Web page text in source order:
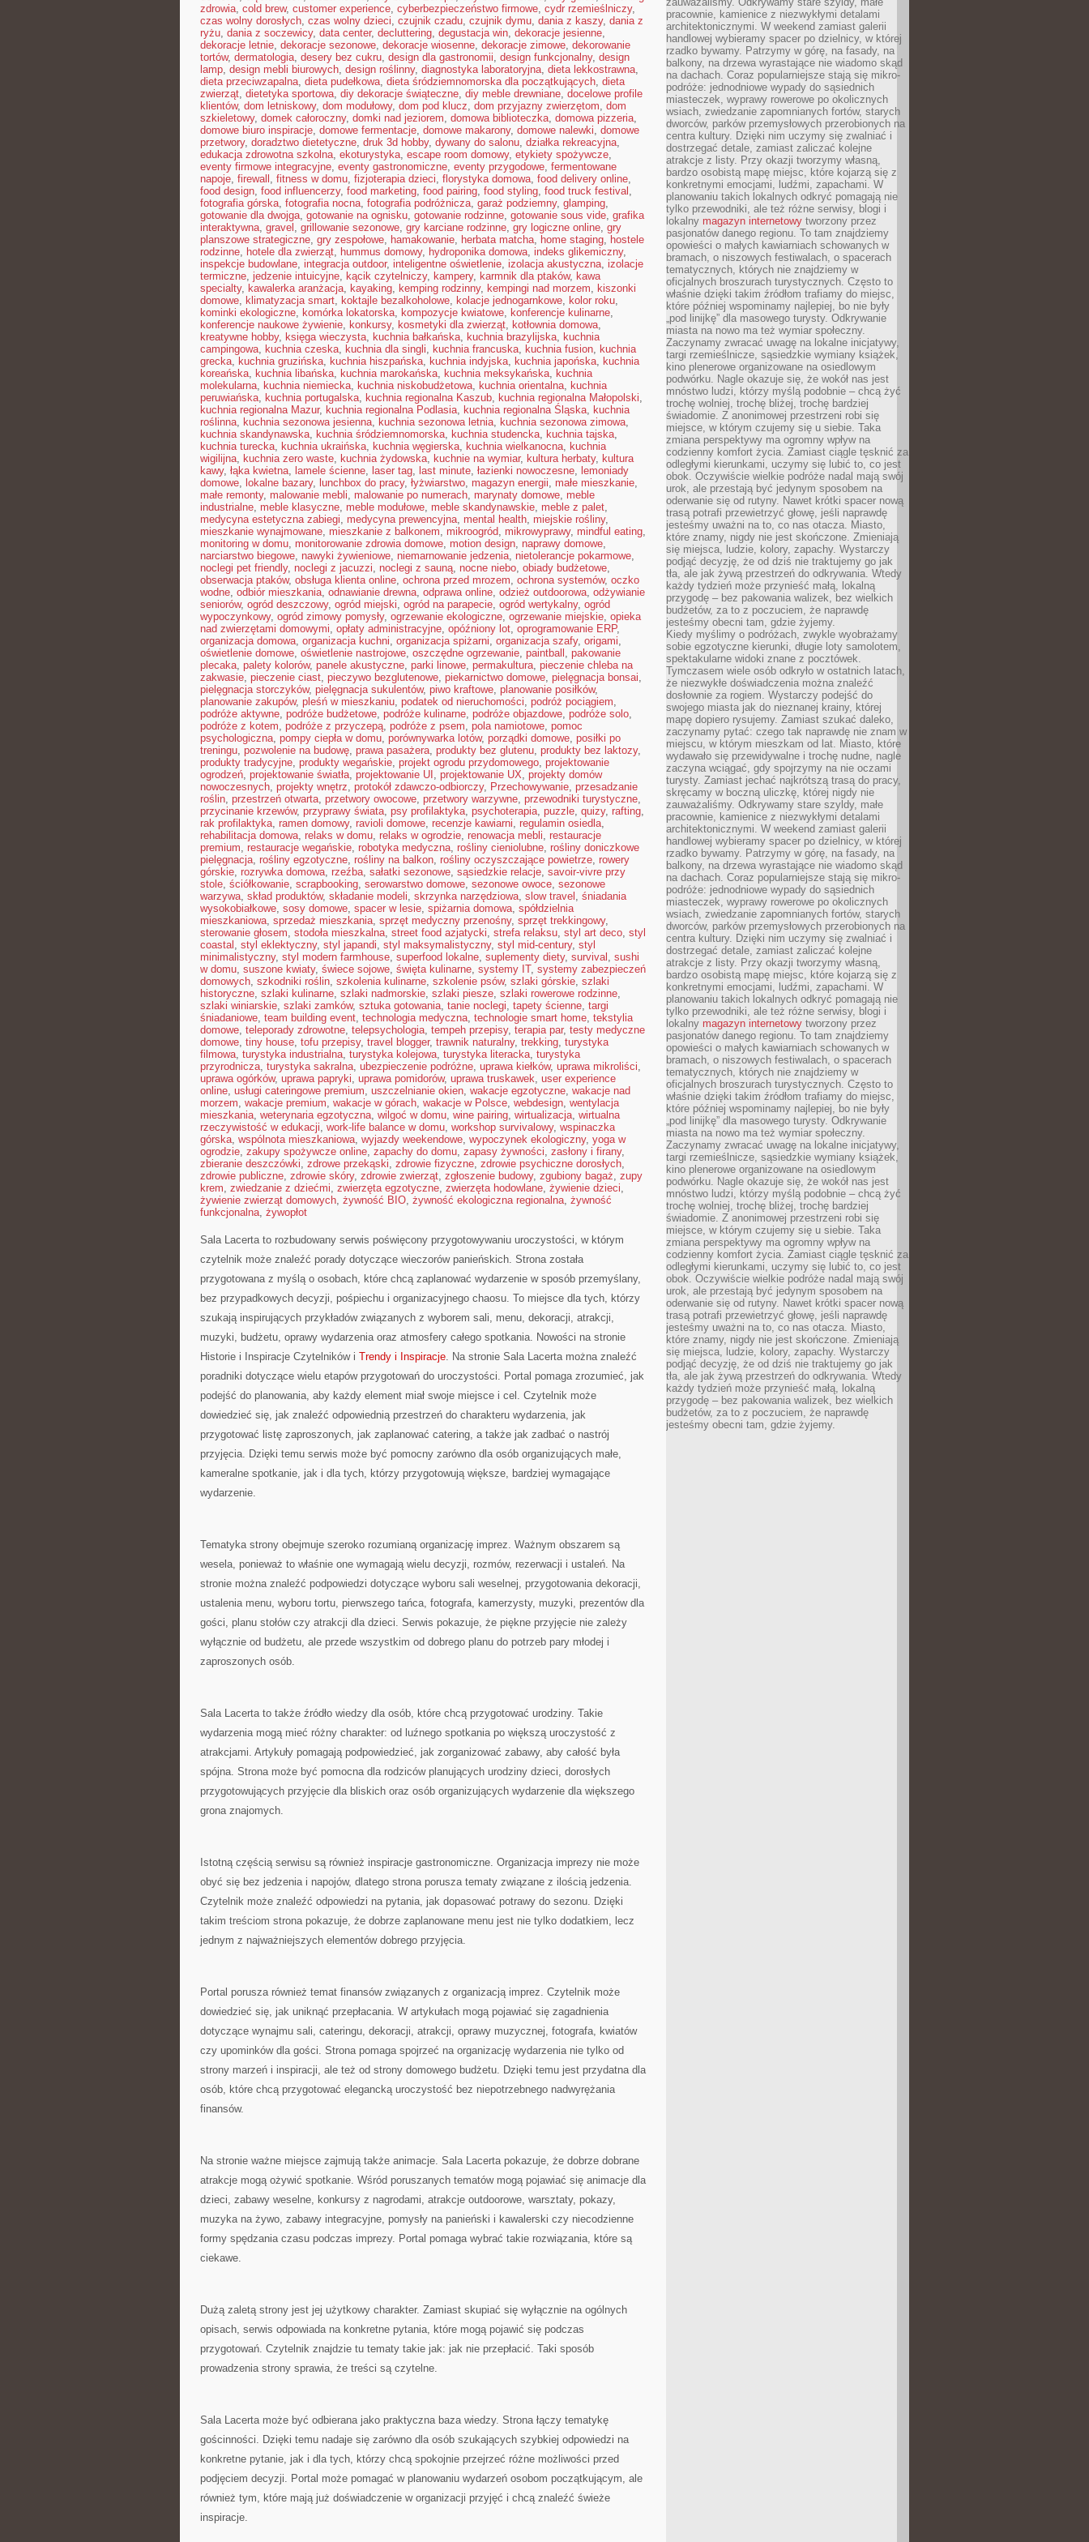
zdrowia, cold brew, customer experience, cyberbezpieczeństwo firmowe, cydr rzemieślniczy,
czas wolny dorosłych, czas wolny dzieci, czujnik czadu, czujnik dymu, dania z kaszy, dania z
ryżu, dania z soczewicy, data center, decluttering, degustacja win, dekoracje jesienne,
dekoracje letnie, dekoracje sezonowe, dekoracje wiosenne, dekoracje zimowe, dekorowanie
tortów, dermatologia, desery bez cukru, design dla gastronomii, design funkcjonalny, design
lamp, design mebli biurowych, design roślinny, diagnostyka laboratoryjna, dieta lekkostrawna,
dieta przeciwzapalna, dieta pudełkowa, dieta śródziemnomorska dla początkujących, dieta
zwierząt, dietetyka sportowa, diy dekoracje świąteczne, diy meble drewniane, docelowe profile
klientów, dom letniskowy, dom modułowy, dom pod klucz, dom przyjazny zwierzętom, dom
szkieletowy, domek całoroczny, domki nad jeziorem, domowa biblioteczka, domowa pizzeria,
domowe biuro inspiracje, domowe fermentacje, domowe makarony, domowe nalewki, domowe
przetwory, doradztwo dietetyczne, druk 3d hobby, dywany do salonu, działka rekreacyjna,
edukacja zdrowotna szkolna, ekoturystyka, escape room domowy, etykiety spożywcze,
eventy firmowe integracyjne, eventy gastronomiczne, eventy przygodowe, fermentowane
napoje, firewall , fitness w domu, fizjoterapia dzieci, florystyka domowa, food delivery online,
food design, food influencerzy, food marketing, food pairing, food styling, food truck festival ,
fotografia górska, fotografia nocna, fotografia podróżnicza, garaż podziemny, glamping,
gotowanie dla dwojga, gotowanie na ognisku, gotowanie rodzinne, gotowanie sous vide, grafika
interaktywna, gravel , grillowanie sezonowe, gry karciane rodzinne, gry logiczne online, gry
planszowe strategiczne, gry zespołowe, hamakowanie, herbata matcha, home staging, hostele
rodzinne, hotele dla zwierząt, hummus domowy, hydroponika domowa, indeks glikemiczny,
inspekcje budowlane, integracja outdoor, inteligentne oświetlenie, izolacja akustyczna, izolacje
termiczne, jedzenie intuicyjne, kącik czytelniczy, kampery, karmnik dla ptaków, kawa
specialty, kawalerka aranżacja, kayaking, kemping rodzinny, kempingi nad morzem, kiszonki
domowe, klimatyzacja smart, koktajle bezalkoholowe, kolacje jednogarnkowe, kolor roku,
kominki ekologiczne, komórka lokatorska, kompozycje kwiatowe, konferencje kulinarne,
konferencje naukowe żywienie, konkursy, kosmetyki dla zwierząt, kotłownia domowa,
kreatywne hobby, księga wieczysta, kuchnia bałkańska, kuchnia brazylijska, kuchnia
campingowa, kuchnia czeska, kuchnia dla singli, kuchnia francuska, kuchnia fusion, kuchnia
grecka, kuchnia gruzińska, kuchnia hiszpańska, kuchnia indyjska, kuchnia japońska, kuchnia
koreańska, kuchnia libańska, kuchnia marokańska, kuchnia meksykańska, kuchnia
molekularna, kuchnia niemiecka, kuchnia niskobudżetowa, kuchnia orientalna, kuchnia
peruwiańska, kuchnia portugalska, kuchnia regionalna Kaszub, kuchnia regionalna Małopolski,
kuchnia regionalna Mazur, kuchnia regionalna Podlasia, kuchnia regionalna Śląska, kuchnia
roślinna, kuchnia sezonowa jesienna, kuchnia sezonowa letnia, kuchnia sezonowa zimowa,
kuchnia skandynawska, kuchnia śródziemnomorska, kuchnia studencka, kuchnia tajska,
kuchnia turecka, kuchnia ukraińska, kuchnia węgierska, kuchnia wielkanocna, kuchnia
wigilijna, kuchnia zero waste, kuchnia żydowska, kuchnie na wymiar, kultura herbaty, kultura
kawy, łąka kwietna, lamele ścienne, laser tag, last minute, łazienki nowoczesne, lemoniady
domowe, lokalne bazary, lunchbox do pracy, łyżwiarstwo, magazyn energii, małe mieszkanie,
małe remonty, malowanie mebli, malowanie po numerach, marynaty domowe, meble
industrialne, meble klasyczne, meble modułowe, meble skandynawskie, meble z palet,
medycyna estetyczna zabiegi, medycyna prewencyjna, mental health, miejskie rośliny,
mieszkanie wynajmowane, mieszkanie z balkonem, mikroogród, mikrowyprawy, mindful eating,
monitoring w domu, monitorowanie zdrowia domowe, motion design, naprawy domowe,
narciarstwo biegowe, nawyki żywieniowe, niemarnowanie jedzenia, nietolerancje pokarmowe,
noclegi pet friendly, noclegi z jacuzzi, noclegi z sauną, nocne niebo, obiady budżetowe,
obserwacja ptaków, obsługa klienta online, ochrona przed mrozem, ochrona systemów, oczko
wodne, odbiór mieszkania, odnawianie drewna, odprawa online, odzież outdoorowa, odżywianie
seniorów, ogród deszczowy, ogród miejski, ogród na parapecie, ogród wertykalny, ogród
wypoczynkowy, ogród zimowy pomysły, ogrzewanie ekologiczne, ogrzewanie miejskie, opieka
nad zwierzętami domowymi, opłaty administracyjne, opóźniony lot, oprogramowanie ERP,
organizacja domowa, organizacja kuchni, organizacja spiżarni, organizacja szafy, origami,
oświetlenie domowe, oświetlenie nastrojowe, oszczędne ogrzewanie, paintball , pakowanie
plecaka, palety kolorów, panele akustyczne, parki linowe, permakultura, pieczenie chleba na
zakwasie, pieczenie ciast, pieczywo bezglutenowe, piekarnictwo domowe, pielęgnacja bonsai,
pielęgnacja storczyków, pielęgnacja sukulentów, piwo kraftowe, planowanie posiłków,
planowanie zakupów, pleśń w mieszkaniu, podatek od nieruchomości, podróż pociągiem,
podróże aktywne, podróże budżetowe, podróże kulinarne, podróże objazdowe, podróże solo,
podróże z kotem, podróże z przyczepą, podróże z psem, pola namiotowe, pomoc
psychologiczna, pompy ciepła w domu, porównywarka lotów, porządki domowe, posiłki po
treningu, pozwolenie na budowę, prawa pasażera, produkty bez glutenu, produkty bez laktozy,
produkty tradycyjne, produkty wegańskie, projekt ogrodu przydomowego, projektowanie
ogrodzeń, projektowanie światła, projektowanie UI , projektowanie UX, projekty domów
nowoczesnych, projekty wnętrz, protokół zdawczo-odbiorczy, Przechowywanie, przesadzanie
roślin, przestrzeń otwarta, przetwory owocowe, przetwory warzywne, przewodniki turystyczne,
przycinanie krzewów, przyprawy świata, psy profilaktyka, psychoterapia, puzzle, quizy, rafting,
rak profilaktyka, ramen domowy, ravioli domowe, recenzje kawiarni, regulamin osiedla,
rehabilitacja domowa, relaks w domu, relaks w ogrodzie, renowacja mebli, restauracje
premium, restauracje wegańskie, robotyka medyczna, rośliny cieniolubne, rośliny doniczkowe
pielęgnacja, rośliny egzotyczne, rośliny na balkon, rośliny oczyszczające powietrze, rowery
górskie, rozrywka domowa, rzeźba, sałatki sezonowe, sąsiedzkie relacje, savoir-vivre przy
stole, ściółkowanie, scrapbooking, serowarstwo domowe, sezonowe owoce, sezonowe
warzywa, skład produktów, składanie modeli, skrzynka narzędziowa, slow travel , śniadania
wysokobiałkowe, sosy domowe, spacer w lesie, spiżarnia domowa, spółdzielnia
mieszkaniowa, sprzedaż mieszkania, sprzęt medyczny przenośny, sprzęt trekkingowy,
sterowanie głosem, stodoła mieszkalna, street food azjatycki, strefa relaksu, styl art deco, styl
coastal , styl eklektyczny, styl japandi, styl maksymalistyczny, styl mid-century, styl
minimalistyczny, styl modern farmhouse, superfood lokalne, suplementy diety, survival , sushi
w domu, suszone kwiaty, świece sojowe, święta kulinarne, systemy IT, systemy zabezpieczeń
domowych, szkodniki roślin, szkolenia kulinarne, szkolenie psów, szlaki górskie, szlaki
historyczne, szlaki kulinarne, szlaki nadmorskie, szlaki piesze, szlaki rowerowe rodzinne,
szlaki winiarskie, szlaki zamków, sztuka gotowania, tanie noclegi, tapety ścienne, targi
śniadaniowe, team building event, technologia medyczna, technologie smart home, tekstylia
domowe, teleporady zdrowotne, telepsychologia, tempeh przepisy, terapia par, testy medyczne
domowe, tiny house, tofu przepisy, travel blogger, trawnik naturalny, trekking, turystyka
filmowa, turystyka industrialna, turystyka kolejowa, turystyka literacka, turystyka
przyrodnicza, turystyka sakralna, ubezpieczenie podróżne, uprawa kiełków, uprawa mikroliści,
uprawa ogórków, uprawa papryki, uprawa pomidorów, uprawa truskawek, user experience
online, usługi cateringowe premium, uszczelnianie okien, wakacje egzotyczne, wakacje nad
morzem, wakacje premium, wakacje w górach, wakacje w Polsce, webdesign, wentylacja
mieszkania, weterynaria egzotyczna, wilgoć w domu, wine pairing, wirtualizacja, wirtualna
rzeczywistość w edukacji, work-life balance w domu, workshop survivalowy, wspinaczka
górska, wspólnota mieszkaniowa, wyjazdy weekendowe, wypoczynek ekologiczny, yoga w
ogrodzie, zakupy spożywcze online, zapachy do domu, zapasy żywności, zasłony i firany,
zbieranie deszczówki, zdrowe przekąski, zdrowie fizyczne, zdrowie psychiczne dorosłych,
zdrowie publiczne, zdrowie skóry, zdrowie zwierząt, zgłoszenie budowy, zgubiony bagaż, zupy
krem, zwiedzanie z dziećmi, zwierzęta egzotyczne, zwierzęta hodowlane, żywienie dzieci,
żywienie zwierząt domowych, żywność BIO, żywność ekologiczna regionalna, żywność
funkcjonalna, żywopłot
Sala Lacerta to rozbudowany serwis poświęcony przygotowywaniu uroczystości, w którym
czytelnik może znaleźć porady dotyczące wieczorów panieńskich. Strona została
przygotowana z myślą o osobach, które chcą zaplanować wydarzenie w sposób przemyślany,
bez przypadkowych decyzji, pośpiechu i organizacyjnego chaosu. To miejsce dla tych, którzy
szukają inspirujących przykładów związanych z wyborem sali, menu, dekoracji, atrakcji,
muzyki, budżetu, oprawy wydarzenia oraz atmosfery całego spotkania. Nowości na stronie
Historie i Inspiracje Czytelników i Trendy i Inspiracje. Na stronie Sala Lacerta można znaleźć
poradniki dotyczące wielu etapów przygotowań do uroczystości. Portal pomaga zrozumieć, jak
podejść do planowania, aby każdy element miał swoje miejsce i cel. Czytelnik może
dowiedzieć się, jak znaleźć odpowiednią przestrzeń do charakteru wydarzenia, jak
przygotować listę zaproszonych, jak zaplanować catering, a także jak zadbać o nastrój
przyjęcia. Dzięki temu serwis może być pomocny zarówno dla osób organizujących małe,
kameralne spotkanie, jak i dla tych, którzy przygotowują większe, bardziej wymagające
wydarzenie.
Tematyka strony obejmuje szeroko rozumianą organizację imprez. Ważnym obszarem są
wesela, ponieważ to właśnie one wymagają wielu decyzji, rozmów, rezerwacji i ustaleń. Na
stronie można znaleźć podpowiedzi dotyczące wyboru sali weselnej, przygotowania dekoracji,
ustalenia menu, wyboru tortu, pierwszego tańca, fotografa, kamerzysty, muzyki, prezentów dla
gości, planu stołów czy atrakcji dla dzieci. Serwis pokazuje, że piękne przyjęcie nie zależy
wyłącznie od budżetu, ale przede wszystkim od dobrego planu do potrzeb pary młodej i
zaproszonych osób.
Sala Lacerta to także źródło wiedzy dla osób, które chcą przygotować urodziny. Takie
wydarzenia mogą mieć różny charakter: od luźnego spotkania po większą uroczystość z
atrakcjami. Artykuły pomagają podpowiedzieć, jak zorganizować zabawy, aby całość była
spójna. Strona może być pomocna dla rodziców planujących urodziny dzieci, dorosłych
przygotowujących przyjęcie dla bliskich oraz osób organizujących wydarzenie dla większego
grona znajomych.
Istotną częścią serwisu są również inspiracje gastronomiczne. Organizacja imprezy nie może
obyć się bez jedzenia i napojów, dlatego strona porusza tematy związane z ilością jedzenia.
Czytelnik może znaleźć odpowiedzi na pytania, jak dopasować potrawy do sezonu. Dzięki
takim treściom strona pokazuje, że dobrze zaplanowane menu jest nie tylko dodatkiem, lecz
jednym z najważniejszych elementów dobrego przyjęcia.
Portal porusza również temat finansów związanych z organizacją imprez. Czytelnik może
dowiedzieć się, jak uniknąć przepłacania. W artykułach mogą pojawiać się zagadnienia
dotyczące wynajmu sali, cateringu, dekoracji, atrakcji, oprawy muzycznej, fotografa, kwiatów
czy upominków dla gości. Strona pomaga spojrzeć na organizację wydarzenia nie tylko od
strony marzeń i inspiracji, ale też od strony domowego budżetu. Dzięki temu jest przydatna dla
osób, które chcą przygotować elegancką uroczystość bez niepotrzebnego nadwyrężania
finansów.
Na stronie ważne miejsce zajmują także animacje. Sala Lacerta pokazuje, że dobrze dobrane
atrakcje mogą ożywić spotkanie. Wśród poruszanych tematów mogą pojawiać się animacje dla
dzieci, zabawy weselne, konkursy z nagrodami, atrakcje outdoorowe, warsztaty, pokazy,
muzyka na żywo, zabawy integracyjne, pomysły na panieński i kawalerski czy niecodzienne
formy spędzania czasu podczas imprezy. Portal pomaga wybrać takie rozwiązania, które są
ciekawe.
Dużą zaletą strony jest jej użytkowy charakter. Zamiast skupiać się wyłącznie na ogólnych
opisach, serwis odpowiada na konkretne pytania, które mogą pojawić się podczas
przygotowań. Czytelnik znajdzie tu tematy takie jak: jak nie przepłacić. Taki sposób
prowadzenia strony sprawia, że treści są czytelne.
Sala Lacerta może być odbierana jako praktyczna baza wiedzy. Strona łączy tematykę
gościnności. Dzięki temu nadaje się zarówno dla osób szukających szybkiej odpowiedzi na
konkretne pytanie, jak i dla tych, którzy chcą spokojnie przejrzeć różne możliwości przed
podjęciem decyzji. Portal może pomagać w planowaniu wydarzeń osobom początkującym, ale
również tym, które mają już doświadczenie w organizacji przyjęć i chcą znaleźć świeże
inspiracje.
pracownie, kamienice z niezwykłymi detalami
architektonicznymi. W weekend zamiast galerii
handlowej wybieramy spacer po dzielnicy, w której
rzadko bywamy. Patrzymy w górę, na fasady, na
balkony, na drzewa wyrastające nie wiadomo skąd
na dachach. Coraz popularniejsze stają się mikro-
podróże: jednodniowe wypady do sąsiednich
miasteczek, wyprawy rowerowe po okolicznych
wsiach, zwiedzanie zapomnianych fortów, starych
dworców, parków przemysłowych przerobionych na
centra kultury. Dzięki nim uczymy się zwalniać i
dostrzegać detale, zamiast zaliczać kolejne
atrakcje z listy. Przy okazji tworzymy własną,
bardzo osobistą mapę miejsc, które kojarzą się z
konkretnymi emocjami, ludźmi, zapachami. W
planowaniu takich lokalnych odkryć pomagają nie
tylko przewodniki, ale też różne serwisy, blogi i
lokalny magazyn internetowy tworzony przez
pasjonatów danego regionu. To tam znajdziemy
opowieści o małych kawiarniach schowanych w
bramach, o niszowych festiwalach, o spacerach
tematycznych, których nie znajdziemy w
oficjalnych broszurach turystycznych. Często to
właśnie dzięki takim źródłom trafiamy do miejsc,
które później wspominamy najlepiej, bo nie były
„pod linijkę” dla masowego turysty. Odkrywanie
miasta na nowo ma też wymiar społeczny.
Zaczynamy zwracać uwagę na lokalne inicjatywy,
targi rzemieślnicze, sąsiedzkie wymiany książek,
kino plenerowe organizowane na osiedlowym
podwórku. Nagle okazuje się, że wokół nas jest
mnóstwo ludzi, którzy myślą podobnie – chcą żyć
trochę wolniej, trochę bliżej, trochę bardziej
świadomie. Z anonimowej przestrzeni robi się
miejsce, w którym czujemy się u siebie. Taka
zmiana perspektywy ma ogromny wpływ na
codzienny komfort życia. Zamiast ciągle tęsknić za
odległymi kierunkami, uczymy się lubić to, co jest
obok. Oczywiście wielkie podróże nadal mają swój
urok, ale przestają być jedynym sposobem na
oderwanie się od rutyny. Nawet krótki spacer nową
trasą potrafi przewietrzyć głowę, jeśli naprawdę
jesteśmy uważni na to, co nas otacza. Miasto,
które znamy, nigdy nie jest skończone. Zmieniają
się miejsca, ludzie, kolory, zapachy. Wystarczy
podjąć decyzję, że od dziś nie traktujemy go jak
tła, ale jak żywą przestrzeń do odkrywania. Wtedy
każdy tydzień może przynieść małą, lokalną
przygodę – bez pakowania walizek, bez wielkich
budżetów, za to z poczuciem, że naprawdę
jesteśmy obecni tam, gdzie żyjemy.
Kiedy myślimy o podróżach, zwykle wyobrażamy
sobie egzotyczne kierunki, długie loty samolotem,
spektakularne widoki znane z pocztówek.
Tymczasem wiele osób odkryło w ostatnich latach,
że niezwykłe doświadczenia można znaleźć
dosłownie za rogiem. Wystarczy podejść do
swojego miasta jak do nieznanej krainy, której
mapę dopiero rysujemy. Zamiast szukać daleko,
zaczynamy pytać: czego tak naprawdę nie znam w
miejscu, w którym mieszkam od lat. Miasto, które
wydawało się przewidywalne i trochę nudne, nagle
zaczyna wciągać, gdy spojrzymy na nie oczami
turysty. Zamiast jechać najkrótszą trasą do pracy,
skręcamy w boczną uliczkę, której nigdy nie
zauważaliśmy. Odkrywamy stare szyldy, małe
pracownie, kamienice z niezwykłymi detalami
architektonicznymi. W weekend zamiast galerii
handlowej wybieramy spacer po dzielnicy, w której
rzadko bywamy. Patrzymy w górę, na fasady, na
balkony, na drzewa wyrastające nie wiadomo skąd
na dachach. Coraz popularniejsze stają się mikro-
podróże: jednodniowe wypady do sąsiednich
miasteczek, wyprawy rowerowe po okolicznych
wsiach, zwiedzanie zapomnianych fortów, starych
dworców, parków przemysłowych przerobionych na
centra kultury. Dzięki nim uczymy się zwalniać i
dostrzegać detale, zamiast zaliczać kolejne
atrakcje z listy. Przy okazji tworzymy własną,
bardzo osobistą mapę miejsc, które kojarzą się z
konkretnymi emocjami, ludźmi, zapachami. W
planowaniu takich lokalnych odkryć pomagają nie
tylko przewodniki, ale też różne serwisy, blogi i
lokalny magazyn internetowy tworzony przez
pasjonatów danego regionu. To tam znajdziemy
opowieści o małych kawiarniach schowanych w
bramach, o niszowych festiwalach, o spacerach
tematycznych, których nie znajdziemy w
oficjalnych broszurach turystycznych. Często to
właśnie dzięki takim źródłom trafiamy do miejsc,
które później wspominamy najlepiej, bo nie były
„pod linijkę” dla masowego turysty. Odkrywanie
miasta na nowo ma też wymiar społeczny.
Zaczynamy zwracać uwagę na lokalne inicjatywy,
targi rzemieślnicze, sąsiedzkie wymiany książek,
kino plenerowe organizowane na osiedlowym
podwórku. Nagle okazuje się, że wokół nas jest
mnóstwo ludzi, którzy myślą podobnie – chcą żyć
trochę wolniej, trochę bliżej, trochę bardziej
świadomie. Z anonimowej przestrzeni robi się
miejsce, w którym czujemy się u siebie. Taka
zmiana perspektywy ma ogromny wpływ na
codzienny komfort życia. Zamiast ciągle tęsknić za
odległymi kierunkami, uczymy się lubić to, co jest
obok. Oczywiście wielkie podróże nadal mają swój
urok, ale przestają być jedynym sposobem na
oderwanie się od rutyny. Nawet krótki spacer nową
trasą potrafi przewietrzyć głowę, jeśli naprawdę
jesteśmy uważni na to, co nas otacza. Miasto,
które znamy, nigdy nie jest skończone. Zmieniają
się miejsca, ludzie, kolory, zapachy. Wystarczy
podjąć decyzję, że od dziś nie traktujemy go jak
tła, ale jak żywą przestrzeń do odkrywania. Wtedy
każdy tydzień może przynieść małą, lokalną
przygodę – bez pakowania walizek, bez wielkich
budżetów, za to z poczuciem, że naprawdę
jesteśmy obecni tam, gdzie żyjemy.